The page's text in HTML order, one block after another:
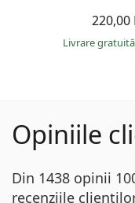
220,00
Livrare
Opiniile
Din 1438 opinii
recenziile